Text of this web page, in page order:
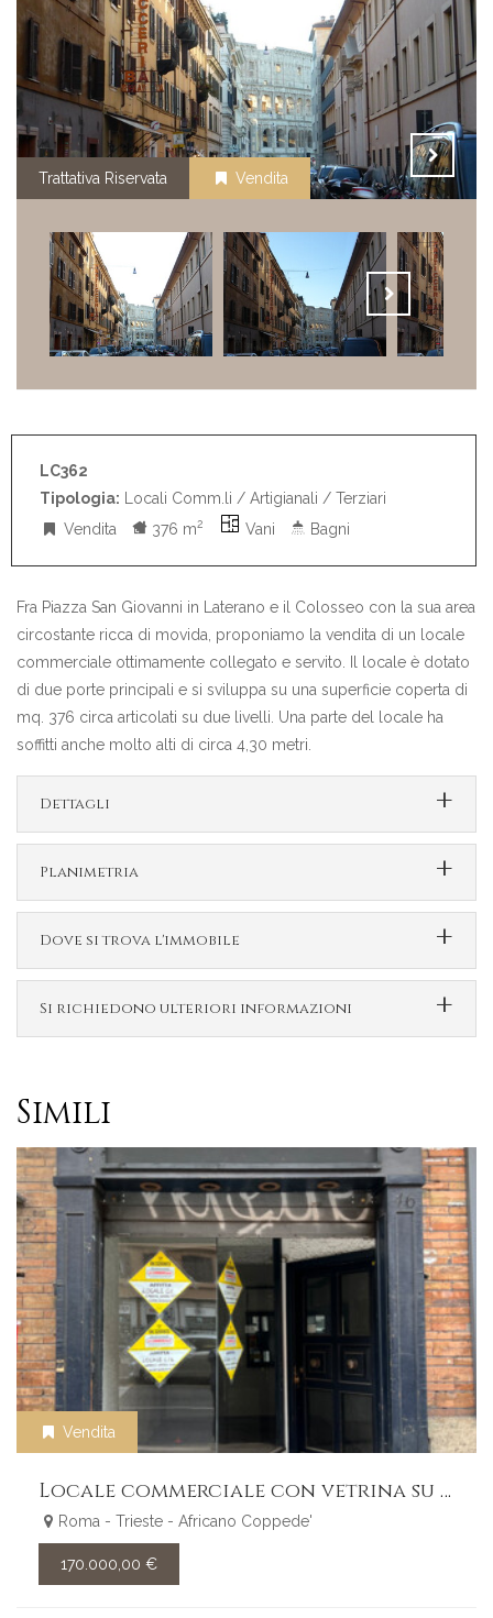
Trattativa Riservata Vendita
LC362
Tipologia: Locali Comm.li / Artigianali / Terziari
Vendita
376 m2 Vani Bagni
Fra Piazza San Giovanni in Laterano e il Colosseo con la sua area
circostante ricca di movida, proponiamo la vendita di un locale
commerciale ottimamente collegato e servito. Il locale è dotato
di due porte principali e si sviluppa su una superficie coperta di
mq. 376 circa articolati su due livelli. Una parte del locale ha
soffitti anche molto alti di circa 4,30 metri.
Dettagli
Planimetria
Dove si trova l'immobile
Si richiedono ulteriori informazioni
Simili
Vendita
Locale commerciale con vetrina su strada nel Quartiere Africano
Roma - Trieste - Africano Coppede'
170.000,00 €